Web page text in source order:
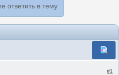
ответить в тему
#1